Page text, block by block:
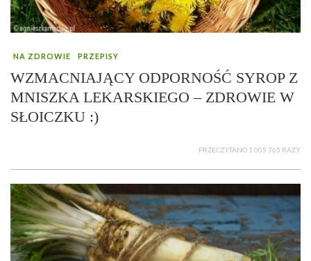
NA ZDROWIE PRZEPISY
WZMACNIAJĄCY ODPORNOŚĆ SYROP Z
MNISZKA LEKARSKIEGO – ZDROWIE W
SŁOICZKU :)
PRZECZYTANO 1 005 765 RAZY